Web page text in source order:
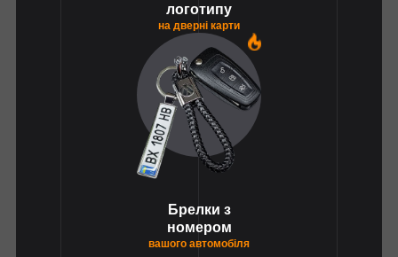
логотипу
на дверні карти
Брелки з
номером
вашого автомобіля